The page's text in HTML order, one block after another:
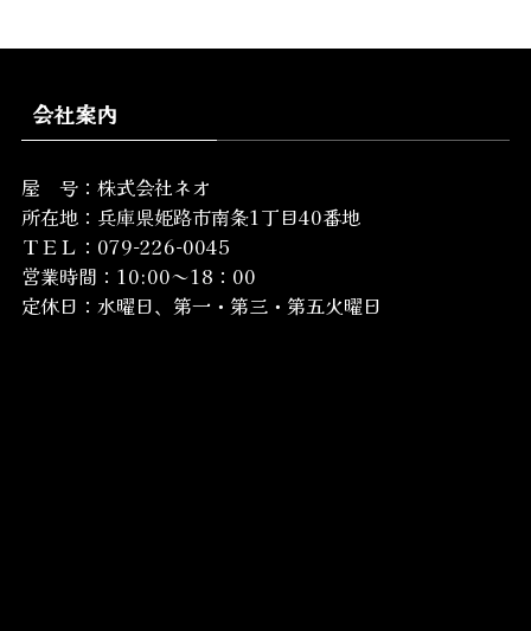
会社案内
屋 号：株式会社ネオ
所在地： 兵庫県姫路市南条1丁目40番地
ＴＥＬ：079-226-0045
営業時間：10:00～18：00
定休日：水曜日、第一・第三・第五火曜日